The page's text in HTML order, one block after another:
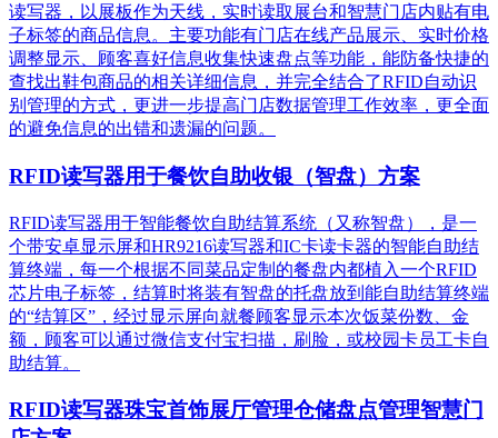
读写器，以展板作为天线，实时读取展台和智慧门店内贴有电
子标签的商品信息。主要功能有门店在线产品展示、实时价格
调整显示、顾客喜好信息收集快速盘点等功能，能防备快捷的
查找出鞋包商品的相关详细信息，并完全结合了RFID自动识
别管理的方式，更进一步提高门店数据管理工作效率，更全面
的避免信息的出错和遗漏的问题。
RFID读写器用于餐饮自助收银（智盘）方案
RFID读写器用于智能餐饮自助结算系统（又称智盘），是一
个带安卓显示屏和HR9216读写器和IC卡读卡器的智能自助结
算终端，每一个根据不同菜品定制的餐盘内都植入一个RFID
芯片电子标签，结算时将装有智盘的托盘放到能自助结算终端
的“结算区”，经过显示屏向就餐顾客显示本次饭菜份数、金
额，顾客可以通过微信支付宝扫描，刷脸，或校园卡员工卡自
助结算。
RFID读写器珠宝首饰展厅管理仓储盘点管理智慧门